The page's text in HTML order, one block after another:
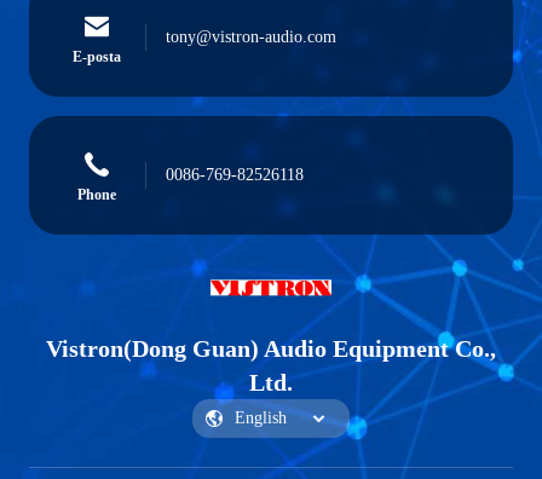
E-posta
tony@vistron-audio.com
Phone
0086-769-82526118
Vistron(Dong Guan) Audio Equipment Co.,
Ltd.